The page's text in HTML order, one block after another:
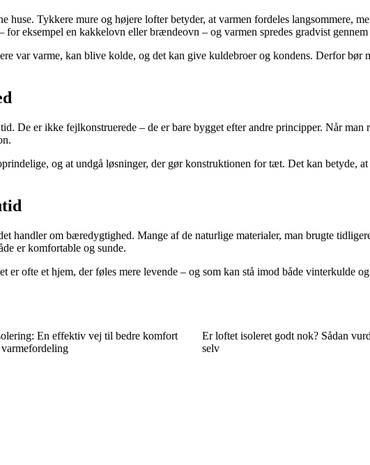
huse. Tykkere mure og højere lofter betyder, at varmen fordeles langsommere,
eksempel en kakkelovn eller brændeovn – og varmen spredes gradvist
var varme, kan blive kolde, og det kan give kuldebroer og kondens. Derfor
De er ikke fejlkonstruerede – de er bare bygget efter andre principper. Når man
og at undgå løsninger, der gør konstruktionen for tæt. Det kan betyde,
handler om bæredygtighed. Mange af de naturlige materialer, man brugte
er komfortable og sunde.
ofte et hjem, der føles mere levende – og som kan stå imod både vinterkulde
En effektiv vej til bedre komfort
Er loftet isoleret godt nok? Sådan
selv